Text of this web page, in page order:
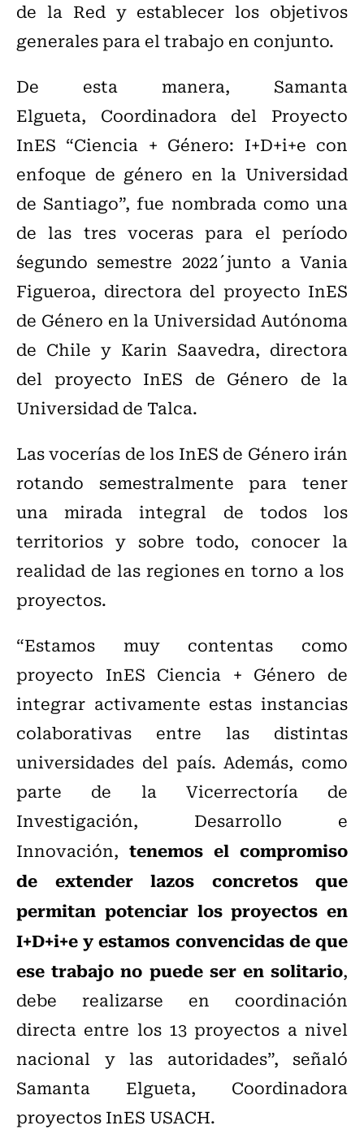
de la Red y establecer los objetivos
generales para el trabajo en conjunto.
De esta manera, Samanta
Elgueta, Coordinadora del Proyecto
InES “Ciencia + Género: I+D+i+e con
enfoque de género en la Universidad
de Santiago”, fue nombrada como una
de las tres voceras para el período
´segundo semestre 2022´ junto a Vania
Figueroa, directora del proyecto InES
de Género en la Universidad Autónoma
de Chile y Karin Saavedra, directora
del proyecto InES de Género de la
Universidad de Talca.
Las vocerías de los InES de Género irán
rotando semestralmente para tener
una mirada integral de todos los
territorios y sobre todo, conocer la
realidad de las regiones en torno a los
proyectos.
“Estamos muy contentas como
proyecto InES Ciencia + Género de
integrar activamente estas instancias
colaborativas entre las distintas
universidades del país. Además, como
parte de la Vicerrectoría de
Investigación, Desarrollo e
Innovación, tenemos el compromiso
de extender lazos concretos que
permitan potenciar los proyectos en
I+D+i+e y estamos convencidas de que
ese trabajo no puede ser en solitario,
debe realizarse en coordinación
directa entre los 13 proyectos a nivel
nacional y las autoridades”, señaló
Samanta Elgueta, Coordinadora
proyectos InES USACH.